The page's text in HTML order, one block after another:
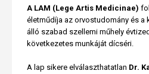
A LAM (Lege Artis Medicinae)
életműdíja az orvostudomány és a
álló szabad szellemi műhely
következetes munkáját dícséri.
A lap sikere elválaszthatatlan Dr.